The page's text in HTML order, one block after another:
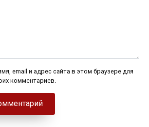
email и адрес сайта в этом браузере для
комментариев.